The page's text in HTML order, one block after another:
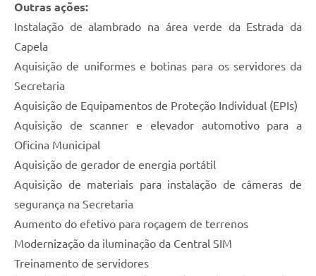
Outras ações:
Instalação de alambrado na área verde da Estrada da
Capela
Aquisição de uniformes e botinas para os servidores da
Secretaria
Aquisição de Equipamentos de Proteção Individual (EPIs)
Aquisição de scanner e elevador automotivo para a
Oficina Municipal
Aquisição de gerador de energia portátil
Aquisição de materiais para instalação de câmeras de
segurança na Secretaria
Aumento do efetivo para roçagem de terrenos
Modernização da iluminação da Central SIM
Treinamento de servidores